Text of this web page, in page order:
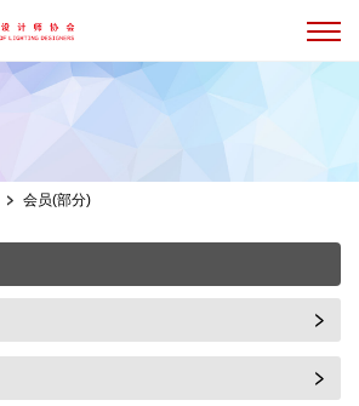
会员(部分)